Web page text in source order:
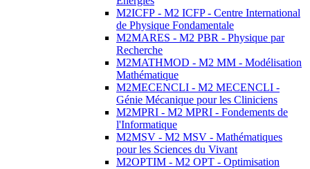
M2ICFP - M2 ICFP - Centre International
de Physique Fondamentale
M2MARES - M2 PBR - Physique par
Recherche
M2MATHMOD - M2 MM - Modélisation
Mathématique
M2MECENCLI - M2 MECENCLI -
Génie Mécanique pour les Cliniciens
M2MPRI - M2 MPRI - Fondements de
l'Informatique
M2MSV - M2 MSV - Mathématiques
pour les Sciences du Vivant
M2OPTIM - M2 OPT - Optimisation